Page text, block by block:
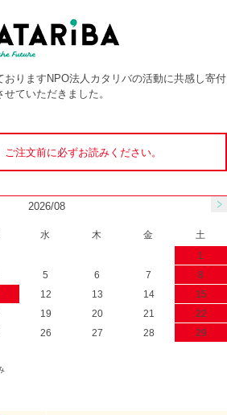
りますNPO法人カタリバの活動に共感し寄付
せていただきました。
ご注文前に必ずお読みください。
2026/08
水 木 金
土
1
5 6 7
8
12 13 14
15
19 20 21
22
26 27 28
29